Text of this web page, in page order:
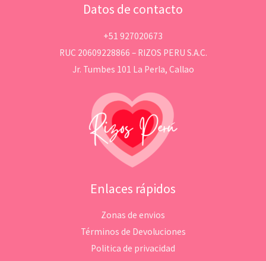
Datos de contacto
+51 927020673
RUC 20609228866 – RIZOS PERU S.A.C.
Jr. Tumbes 101 La Perla, Callao
Enlaces rápidos
Zonas de envios
Términos de Devoluciones
Politica de privacidad